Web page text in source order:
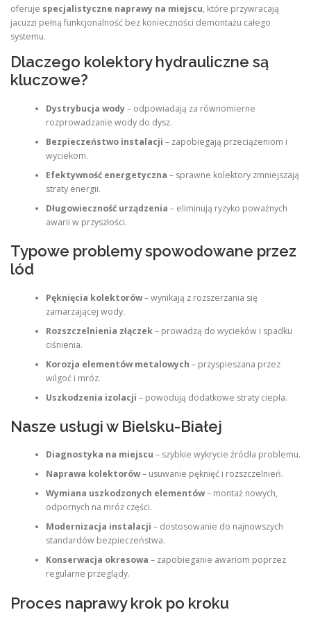
oferuje specjalistyczne naprawy na miejscu, które przywracają
jacuzzi pełną funkcjonalność bez konieczności demontażu całego
systemu.
Dlaczego kolektory hydrauliczne są
kluczowe?
Dystrybucja wody– odpowiadają za równomierne
rozprowadzanie wody do dysz.
Bezpieczeństwo instalacji – zapobiegają przeciążeniom i
wyciekom.
Efektywność energetyczna – sprawne kolektory zmniejszają
straty energii.
Długowieczność urządzenia – eliminują ryzyko poważnych
awarii w przyszłości.
Typowe problemy spowodowane przez
lód
Pęknięcia kolektorów– wynikają z rozszerzania się
zamarzającej wody.
Rozszczelnienia złączek– prowadzą do wycieków i spadku
ciśnienia.
Korozja elementów metalowych – przyspieszana przez
wilgoć i mróz.
Uszkodzenia izolacji – powodują dodatkowe straty ciepła.
Nasze usługi w Bielsku-Białej
Diagnostyka na miejscu – szybkie wykrycie źródła problemu.
Naprawa kolektorów– usuwanie pęknięć i rozszczelnień.
Wymiana uszkodzonych elementów– montaż nowych,
odpornych na mróz części.
Modernizacja instalacji – dostosowanie do najnowszych
standardów bezpieczeństwa.
Konserwacja okresowa – zapobieganie awariom poprzez
regularne przeglądy.
Proces naprawy krok po kroku